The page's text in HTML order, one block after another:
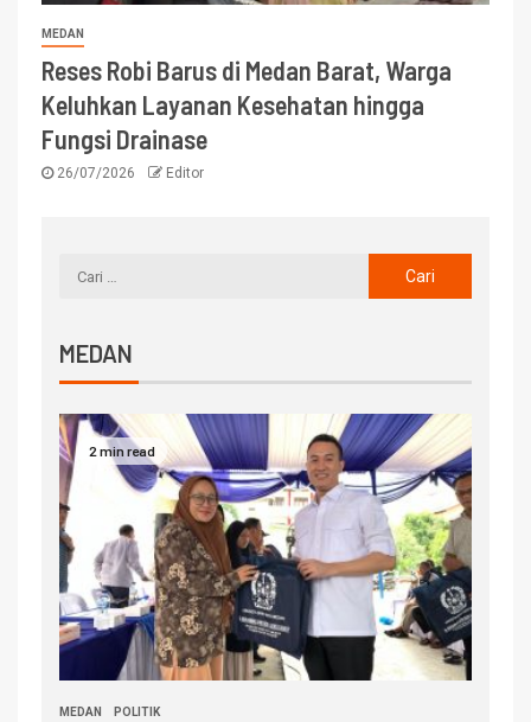
MEDAN
Reses Robi Barus di Medan Barat, Warga
Keluhkan Layanan Kesehatan hingga
Fungsi Drainase
26/07/2026 Editor
MEDAN
2 min read
MEDAN POLITIK